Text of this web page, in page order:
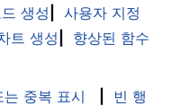
생성
사용자 지정
트 생성
향상된 함수
중복 표시
빈 행